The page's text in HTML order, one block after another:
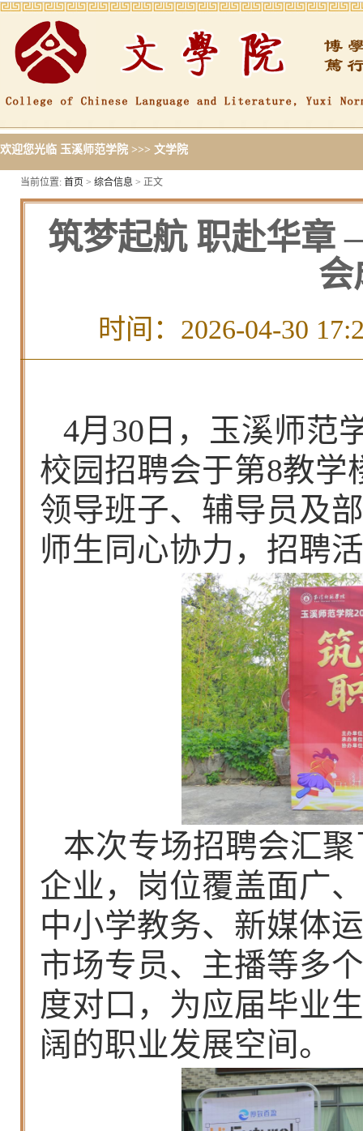
欢迎您光临 玉溪师范学院 >>> 文学院
当前位置: 首页 > 综合信息 > 正文
筑梦起航 职赴华
会
时间：2026-04-30
4月30日，玉溪师范
校园招聘会于第8教学
领导班子、辅导员及
师生同心协力，招聘
本次专场招聘会汇
企业，岗位覆盖面广
中小学教务、新媒体
市场专员、主播等多
度对口，为应届毕业
阔的职业发展空间。